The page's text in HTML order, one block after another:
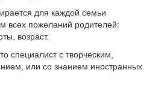
для каждой семьи
всех пожеланий родителей:
возраст.
специалист с творческим,
или со знанием иностранных